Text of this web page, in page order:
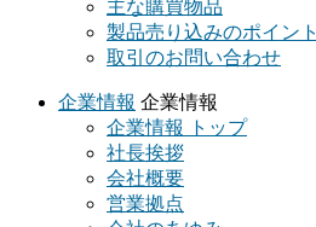
主な購買物品
製品売り込みのポイント
取引のお問い合わせ
企業情報 企業情報
企業情報 トップ
社長挨拶
会社概要
営業拠点